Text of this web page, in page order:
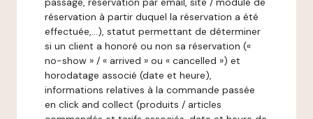
réservation à partir duquel la réservation a été
effectuée,…), statut permettant de déterminer
si un client a honoré ou non sa réservation («
no-show » / « arrived » ou « cancelled ») et
horodatage associé (date et heure),
informations relatives à la commande passée
en click and collect (produits / articles